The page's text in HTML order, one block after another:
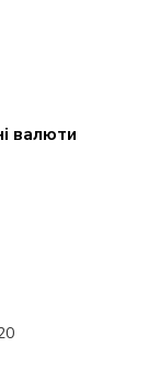
валюти